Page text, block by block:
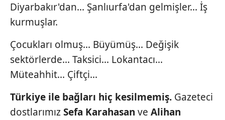
Diyarbakır'dan... Şanlıurfa'dan gelmişler... İş
kurmuşlar.
Çocukları olmuş... Büyümüş... Değişik
sektörlerde... Taksici... Lokantacı...
Müteahhit... Çiftçi...
Türkiye ile bağları hiç kesilmemiş. Gazeteci
dostlarımızSefa Karahasan ve Alihan